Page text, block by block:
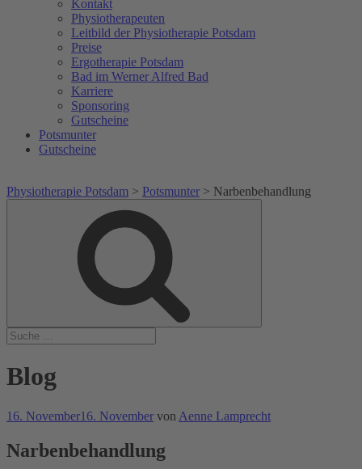
Kontakt
Physiotherapeuten
Leitbild der Physiotherapie Potsdam
Preise
Ergotherapie Potsdam
Bad im Werner Alfred Bad
Karriere
Sponsoring
Gutscheine
Potsmunter
Gutscheine
Physiotherapie Potsdam > Potsmunter > Narbenbehandlung
Blog
Veröffentlicht
16. November16. November von Aenne Lamprecht
Narbenbehandlung